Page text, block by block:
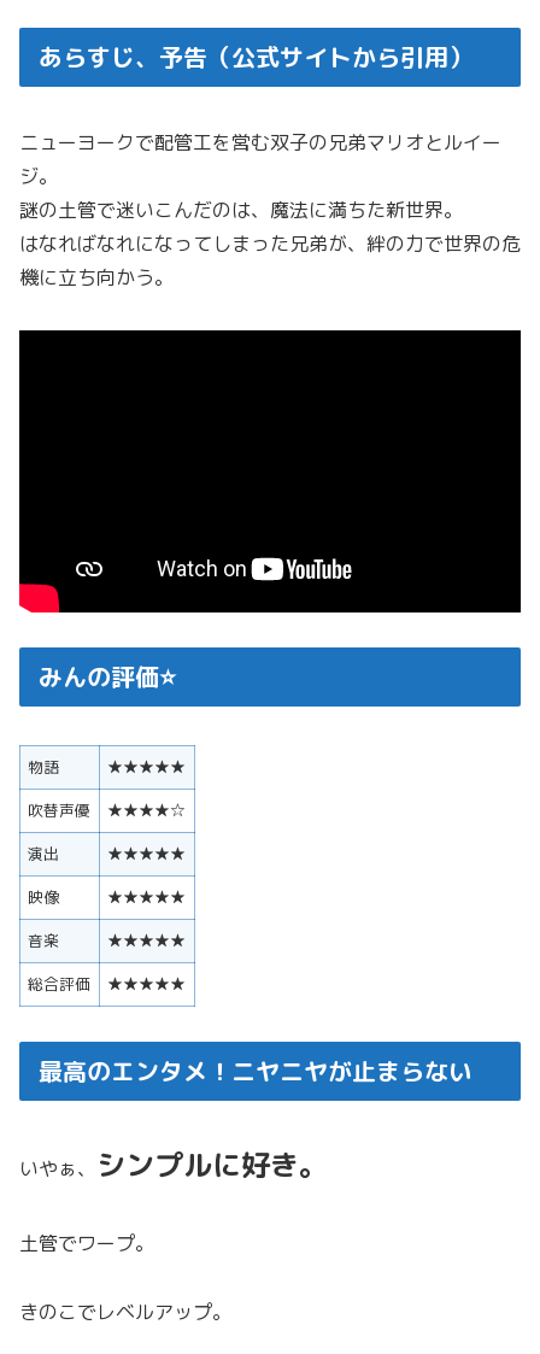
あらすじ、予告（公式サイトから引用）
ニューヨークで配管工を営む双子の兄弟マリオとルイー
ジ。
謎の土管で迷いこんだのは、魔法に満ちた新世界。
はなればなれになってしまった兄弟が、絆の力で世界の危
機に立ち向かう。
みんの評価⭐️
物語
★★★★★
吹替声優
★★★★☆
演出
★★★★★
映像
★★★★★
音楽
★★★★★
総合評価
★★★★★
最高のエンタメ！ニヤニヤが止まらない
いやぁ、 シンプルに好き。
土管でワープ。
きのこでレベルアップ。